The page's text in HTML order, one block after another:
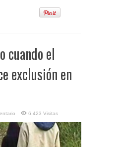
cuando el
exclusión en
6,423 Visitas